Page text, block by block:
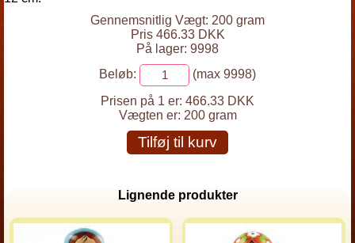
Gennemsnitlig Vægt: 200 gram
Pris 466.33 DKK
På lager: 9998
Beløb:
(max 9998)
Prisen på 1 er: 466.33 DKK
Vægten er: 200 gram
Tilføj til kurv
Lignende produkter